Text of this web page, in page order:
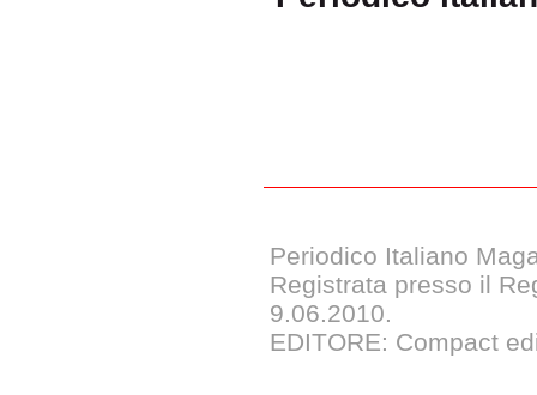
Periodico Italiano
Registrata presso il
9.06.2010.
EDITORE: Compact